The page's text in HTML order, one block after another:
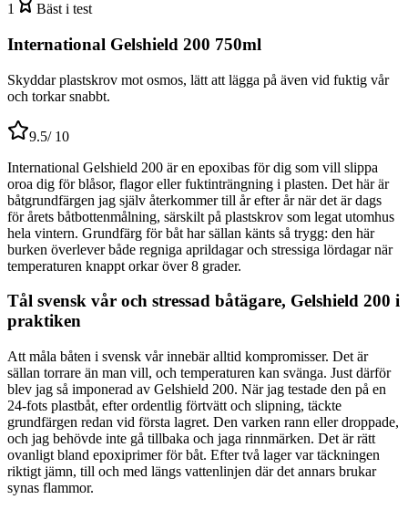
1 Bäst i test
International Gelshield 200 750ml
Skyddar plastskrov mot osmos, lätt att lägga på även vid fuktig vår
och torkar snabbt.
9.5/ 10
International Gelshield 200 är en epoxibas för dig som vill slippa
oroa dig för blåsor, flagor eller fuktinträngning i plasten. Det här är
båtgrundfärgen jag själv återkommer till år efter år när det är dags
för årets båtbottenmålning, särskilt på plastskrov som legat utomhus
hela vintern. Grundfärg för båt har sällan känts så trygg: den här
burken överlever både regniga aprildagar och stressiga lördagar när
temperaturen knappt orkar över 8 grader.
Tål svensk vår och stressad båtägare, Gelshield 200 i
praktiken
Att måla båten i svensk vår innebär alltid kompromisser. Det är
sällan torrare än man vill, och temperaturen kan svänga. Just därför
blev jag så imponerad av Gelshield 200. När jag testade den på en
24-fots plastbåt, efter ordentlig förtvätt och slipning, täckte
grundfärgen redan vid första lagret. Den varken rann eller droppade,
och jag behövde inte gå tillbaka och jaga rinnmärken. Det är rätt
ovanligt bland epoxiprimer för båt. Efter två lager var täckningen
riktigt jämn, till och med längs vattenlinjen där det annars brukar
synas flammor.